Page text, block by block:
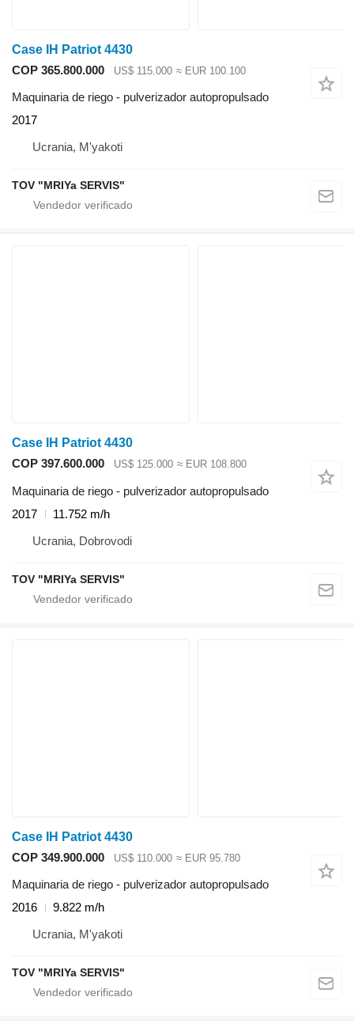
Case IH Patriot 4430
COP 365.800.000
US$ 115.000 ≈ EUR 100.100
Maquinaria de riego - pulverizador autopropulsado
2017
Ucrania, M'yakoti
TOV "MRIYa SERVIS"
Case IH Patriot 4430
COP 397.600.000
US$ 125.000 ≈ EUR 108.800
Maquinaria de riego - pulverizador autopropulsado
2017
11.752 m/h
Ucrania, Dobrovodi
TOV "MRIYa SERVIS"
Case IH Patriot 4430
COP 349.900.000
US$ 110.000 ≈ EUR 95.780
Maquinaria de riego - pulverizador autopropulsado
2016
9.822 m/h
Ucrania, M'yakoti
TOV "MRIYa SERVIS"